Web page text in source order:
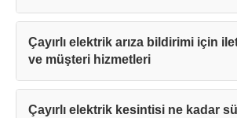
Çayırlı elektrik arıza bildirimi için
ve müşteri hizmetleri
Çayırlı elektrik kesintisi ne kadar